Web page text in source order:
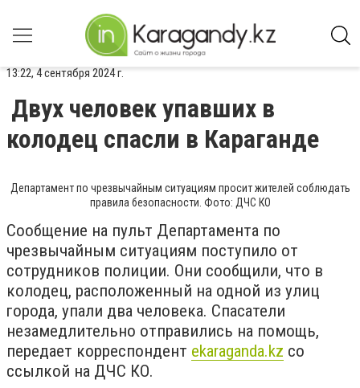
13:22, 4 сентября 2024 г.
Двух человек упавших в
колодец спасли в Караганде
Департамент по чрезвычайным ситуациям просит жителей соблюдать
правила безопасности. Фото: ДЧС КО
Сообщение на пульт Департамента по
чрезвычайным ситуациям поступило от
сотрудников полиции. Они сообщили, что в
колодец, расположенный на одной из улиц
города, упали два человека. Спасатели
незамедлительно отправились на помощь,
передает корреспондент ekaraganda.kz со
ссылкой на ДЧС КО.